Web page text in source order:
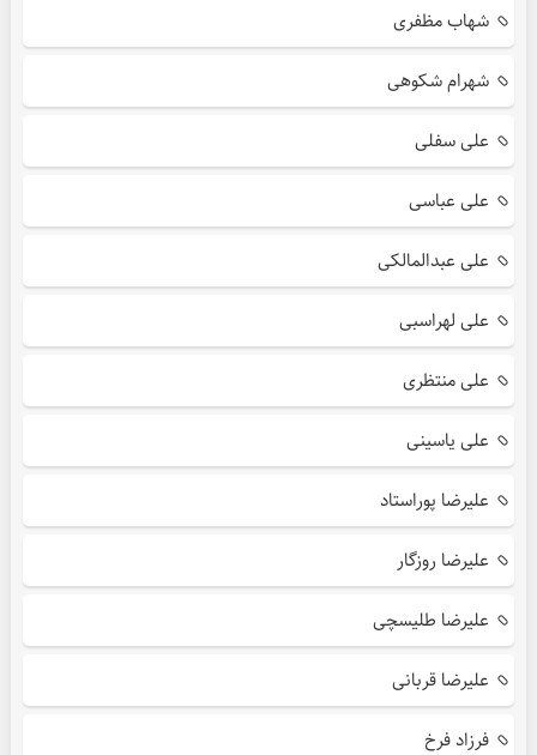
شهاب مظفری
شهرام شکوهی
علی سفلی
علی عباسی
علی عبدالمالکی
علی لهراسبی
علی منتظری
علی یاسینی
علیرضا پوراستاد
علیرضا روزگار
علیرضا طلیسچی
علیرضا قربانی
فرزاد فرخ